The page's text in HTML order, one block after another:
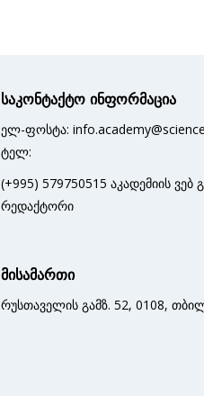
საკონტაქტო ინფორმაცია
ელ-ფოსტა:
ტელ:
(+995) 579750515 აკადემიის ვებ
რედაქტორი
მისამართი
რუსთაველის გამზ. 52, 0108,